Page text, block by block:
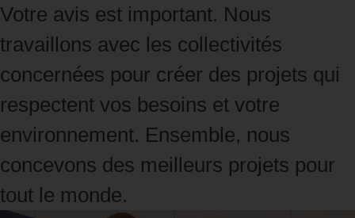
Votre avis est important. Nous
travaillons avec les collectivités
concernées pour créer des projets qui
respectent vos besoins et votre
environnement. Ensemble, nous
concevons des meilleurs projets pour
tout le monde.